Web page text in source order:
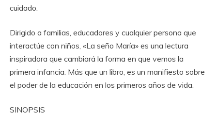
cuidado.
Dirigido a familias, educadores y cualquier persona que
interactúe con niños, «La seño María» es una lectura
inspiradora que cambiará la forma en que vemos la
primera infancia. Más que un libro, es un manifiesto sobre
el poder de la educación en los primeros años de vida.
SINOPSIS